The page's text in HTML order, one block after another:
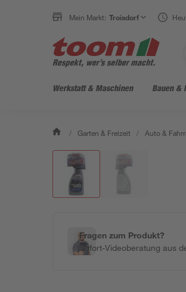
Mein Markt: Troisdorf
Werkstatt & Maschinen Bauen &
/ Garten & Freizeit / Auto &
Fragen zum Produkt?
Sofort-Videoberatung aus